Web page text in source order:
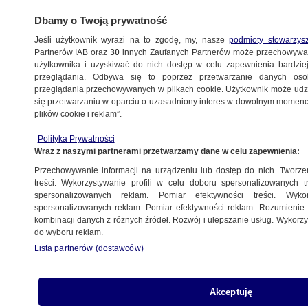
WARSZAWA
OKOLICE
rozbieraniem kradzionego auta
16.09.2023, 16:08
Udostępnij
Dbamy o Twoją prywatność
Jeśli użytkownik wyrazi na to zgodę, my, naszepodmioty
Partnerów IAB oraz30 innych Zaufanych Partnerów może
użytkownika i uzyskiwać do nich dostęp w celu zapewnienia
przeglądania. Odbywa się to poprzez przetwarzanie danych
przeglądania przechowywanych w plikach cookie. Użytkownik może
się przetwarzaniu w oparciu o uzasadniony interes w dowolnym
plików cookie i reklam”.
Polityka Prywatności
Wraz z naszymi partnerami przetwarzamy dane w celu zapewnienia:
Przechowywanie informacji na urządzeniu lub dostęp do nich.
treści. Wykorzystywanie profili w celu doboru spersonalizowanych
spersonalizowanych reklam. Pomiar efektywności treści.
spersonalizowanych reklam. Pomiar efektywności reklam.
kombinacji danych z różnych źródeł. Rozwój i ulepszanie usług.
do wyboru reklam.
Lista partnerów (dostawców)
Akceptuję